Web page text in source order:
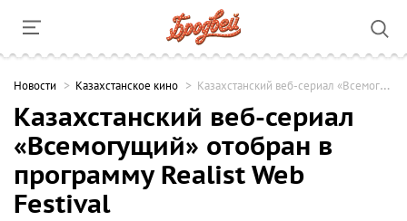
Новости Казахстанское кино Казахстанский веб-сериал «Всемогущий» отобран в программу Realist Web Festival
Казахстанский веб-сериал
«Всемогущий» отобран в
программу Realist Web
Festival